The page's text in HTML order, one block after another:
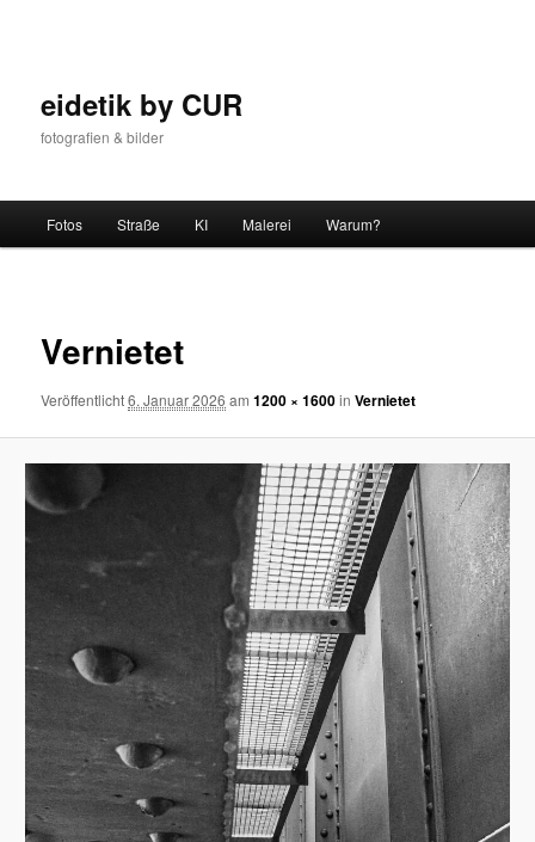
eidetik by CUR
fotografien & bilder
Fotos Straße KI Malerei Warum?
Vernietet
Veröffentlicht6. Januar 2026 am1200 × 1600inVernietet